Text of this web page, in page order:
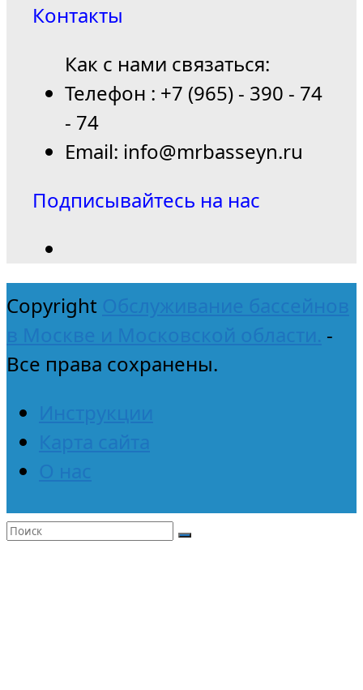
Контакты
Как с нами связаться:
Телефон : +7 (965) - 390 - 74
- 74
Email: info@mrbasseyn.ru
Подписывайтесь на нас
Copyright Обслуживание бассейнов
в Москве и Московской области. -
Все права сохранены.
Инструкции
Карта сайта
О нас